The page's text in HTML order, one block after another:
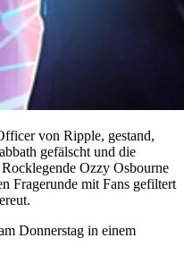
von Ripple, gestand,
gefälscht und die
Ozzy Osbourne
Fragerunde mit Fans gefiltert
Donnerstag in einem